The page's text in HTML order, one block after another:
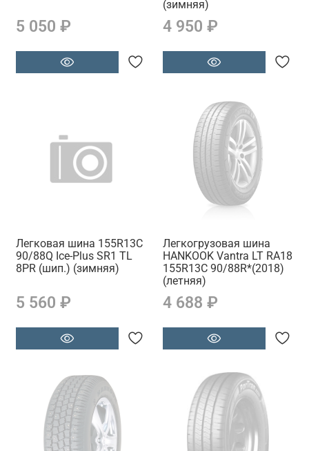
5 050 ₽
(зимняя)
4 950 ₽
Легковая шина 155R13C
90/88Q Ice-Plus SR1 TL
8PR (шип.) (зимняя)
5 560 ₽
Легкогрузовая шина
HANKOOK Vantra LT RA18
155R13C 90/88R*(2018)
(летняя)
4 688 ₽